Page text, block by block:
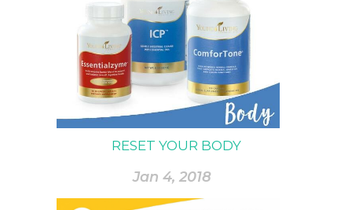
RESET YOUR BODY
Jan 4, 2018